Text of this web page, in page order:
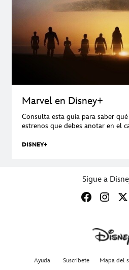
Marvel en Disney+
Consulta esta guía para saber
estrenos que debes anotar en el
DISNEY+
Sigue a
Ayuda Suscríbete Mapa del